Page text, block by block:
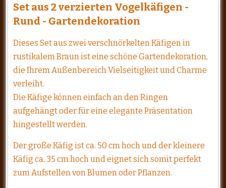
Set aus 2 verzierten Vogelkäfigen -
Rund - Gartendekoration
Dieses Set aus zwei verschnörkelten Käfigen in
rustikalem Braun ist eine schöne Gartendekoration,
die Ihrem Außenbereich Vielseitigkeit und Charme
verleiht.
Die Käfige können einfach an den Ringen
aufgehängt oder für eine elegante Präsentation
hingestellt werden.
Der große Käfig ist ca. 50 cm hoch und der kleinere
Käfig ca. 35 cm hoch und eignet sich somit perfekt
zum Aufstellen von Blumen oder Pflanzen.